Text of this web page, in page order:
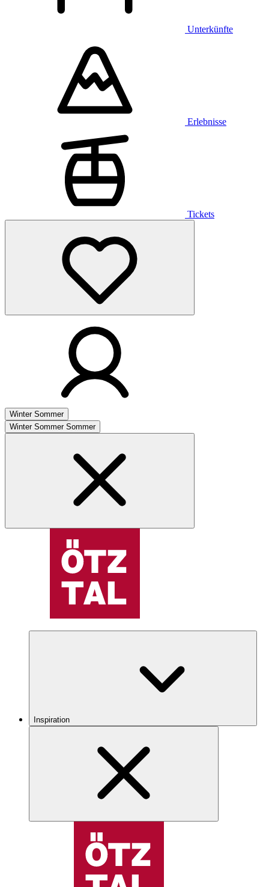
Unterkünfte
Erlebnisse
Tickets
Winter Sommer
Winter Sommer Sommer
Inspiration